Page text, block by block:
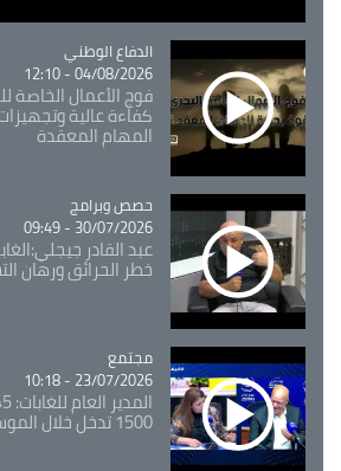
Catégorie
الدفاع الوطني
04/08/2026 - 12:10
فوج الأعمال الخاصة
كفاءة عالية وتجهيزات
المهام المعقدة
Catégorie
حصص وبرامج
30/07/2026 - 09:49
عبد القادر
خطر الحرائق ورهان
Catégorie
مجتمع
23/07/2026 - 10:18
1500 تدخل خلال الموسم الحالي